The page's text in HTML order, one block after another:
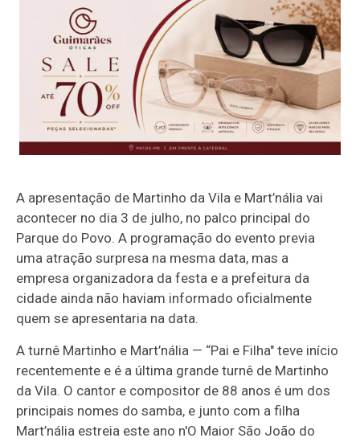
A apresentação de Martinho da Vila e Mart’nália vai
acontecer no dia 3 de julho, no palco principal do
Parque do Povo. A programação do evento previa
uma atração surpresa na mesma data, mas a
empresa organizadora da festa e a prefeitura da
cidade ainda não haviam informado oficialmente
quem se apresentaria na data.
A turnê Martinho e Mart’nália — “Pai e Filha" teve início
recentemente e é a última grande turnê de Martinho
da Vila. O cantor e compositor de 88 anos é um dos
principais nomes do samba, e junto com a filha
Mart’nália estreia este ano n'O Maior São João do